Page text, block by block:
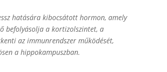
hatására kibocsátott hormon, amely
befolyásolja a kortizolszintet, a
az immunrendszer működését,
a hippokampuszban.